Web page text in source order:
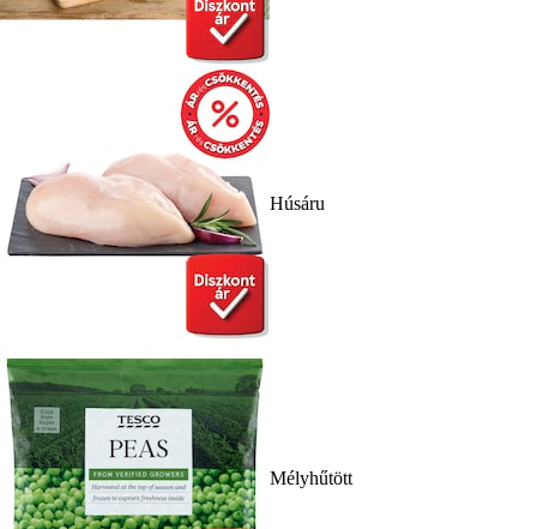
Húsáru
Mélyhűtött